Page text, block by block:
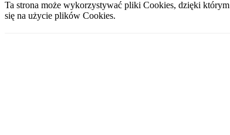
Ta strona może wykorzystywać pliki Cookies, dzięki
się na użycie plików Cookies.